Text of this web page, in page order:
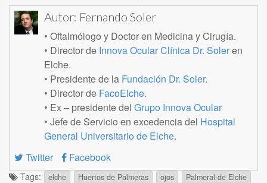
Autor: Fernando Soler
• Oftalmólogo y Doctor en Medicina y Cirugía.
• Director de Innova Ocular Clínica Dr. Soleren
Elche.
• Presidente de la Fundación Dr. Soler.
• Director de FacoElche.
• Ex – presidente delGrupo Innova Ocular
• Jefe de Servicio en excedencia del Hospital
General Universitario de Elche.
Twitter
Facebook
Tags: elche Huertos de Palmeras ojos
Palmeral de Elche